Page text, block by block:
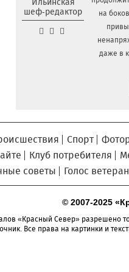
5.08.2026 11:18 В
четвертый раз выберут
защиту лесов от огня с
В Вологде
аварийного фонтана у
двумя детьми нашли в
5.08.2026 09:04 Шесть
школьников отправятся
4.08.2026 17:04 В Вологде
заключительных
вечерней Вологды»
На
Ильинская
шеф-редактор
на
даже в
Спорт
Клуб потребителя
советы
Голос
© 2007-2025
«Красный Север» разрешено
Все права на картинки и